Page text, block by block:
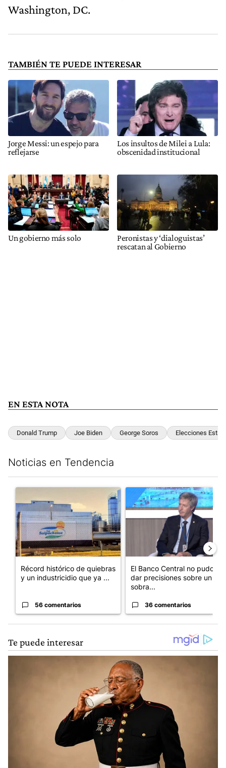
Washington, DC.
TAMBIÉN TE PUEDE INTERESAR
Jorge Messi: un espejo para
reflejarse
Los insultos de Milei a Lula:
obscenidad institucional
Un gobierno más solo
Peronistas y ‘dialoguistas’
rescatan al Gobierno
EN ESTA NOTA
Donald Trump Joe Biden George Soros Elecciones
Noticias en Tendencia
Un artículo de tendencia con el título "Récord histórico de
Récord histórico de quiebras
y un industricidio que ya ...
56 comentarios
Un artículo de tendencia
El Banco Central no pudo
dar precisiones sobre un
sobra...
36 comentarios